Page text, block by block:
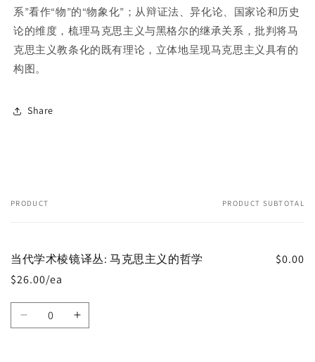
系”看作“物”的“物象化”；从辩证法、异化论、国家论和历史
论的维度，梳理马克思主义与黑格尔的继承关系，批判将马
克思主义教条化的既有理论，立体地呈现马克思主义具有的
构图。
Share
Your
PRODUCT PRODUCT SUBTOTAL
当代学术棱镜译丛: 马克思主义的哲学
$26.00/ea
$0.00
Quantity
Decrease Increase